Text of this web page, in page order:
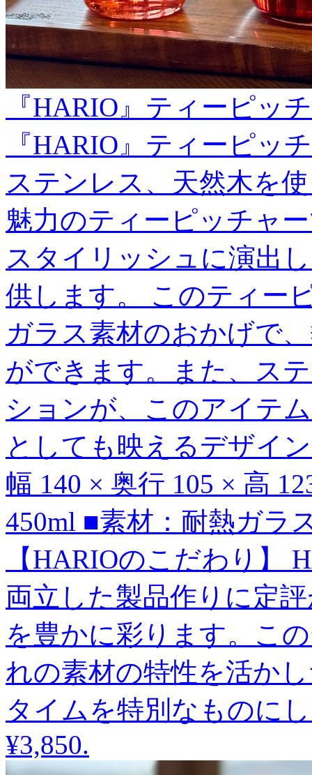
『HARIO』ティーピッ
『HARIO』ティーピッ
ステンレス、天然木を
魅力のティーピッチャ
スタイリッシュに演出
供します。 このティー
ガラス素材のおかげで
ができます。また、ス
ションが、このアイテ
としても映えるデザイ
幅 140 × 奥行 105 × 高
450ml ■素材：耐熱ガラ
【HARIOのこだわり】
両立した製品作りに定
を豊かに彩ります。こ
れの素材の特性を活か
タイムを特別なものに
¥3,850.